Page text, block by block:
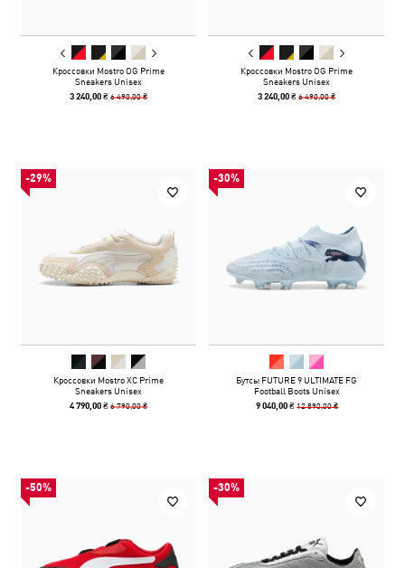
Кроссовки Mostro OG Prime
Sneakers Unisex
3 240,00 ₴6 490,00 ₴
Кроссовки Mostro OG Prime
Sneakers Unisex
3 240,00 ₴6 490,00 ₴
-29%
Кроссовки Mostro XC Prime
Sneakers Unisex
4 790,00 ₴6 790,00 ₴
-30%
Бутсы FUTURE 9 ULTIMATE FG
Football Boots Unisex
9 040,00 ₴ 12 890,00 ₴
-50% -30%